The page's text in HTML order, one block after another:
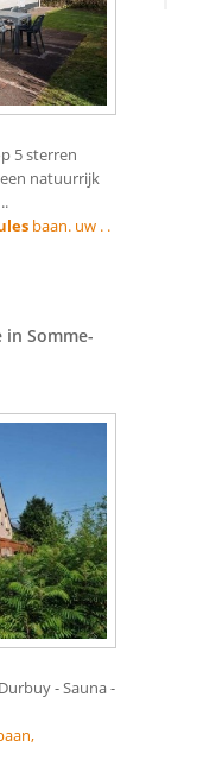
5 sterren
natuurrijk
baan. uw . .
Somme-
- Sauna -